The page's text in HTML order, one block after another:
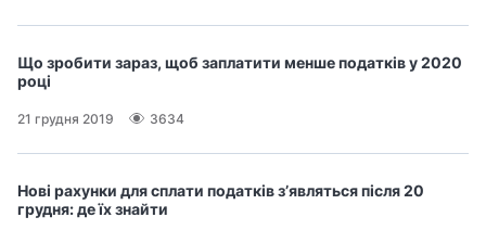
Що зробити зараз, щоб заплатити менше податків у 2020
році
21 грудня 2019 3634
Нові рахунки для сплати податків з’являться після 20
грудня: де їх знайти